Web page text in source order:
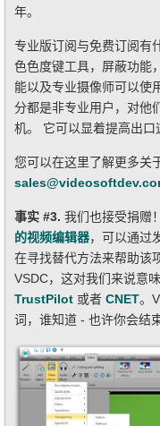
年。
专业版订阅与免费订阅有
色色度键工具，屏蔽功能
能以及专业摄像师可以使
分都是非专业用户，对他
机。 它可以显着提高出口
您可以在这里了解更多关
事实 #3. 我们也接受捐赠
的视频编辑器，可以通过
在寻找替代方法来帮助该
VSDC，这对我们来说意味
TrustPilot 或者 CNET。
词，谁知道 - 也许你会结